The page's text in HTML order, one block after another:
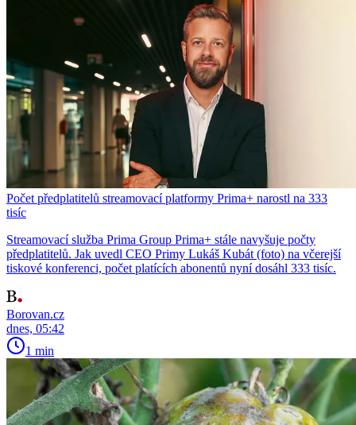
Počet předplatitelů streamovací platformy Prima+ narostl na 333
tisíc
Streamovací služba Prima Group Prima+ stále navyšuje počty
předplatitelů. Jak uvedl CEO Primy Lukáš Kubát (foto) na včerejší
tiskové konferenci, počet platících abonentů nyní dosáhl 333 tisíc.
Borovan.cz
dnes, 05:42
1 min